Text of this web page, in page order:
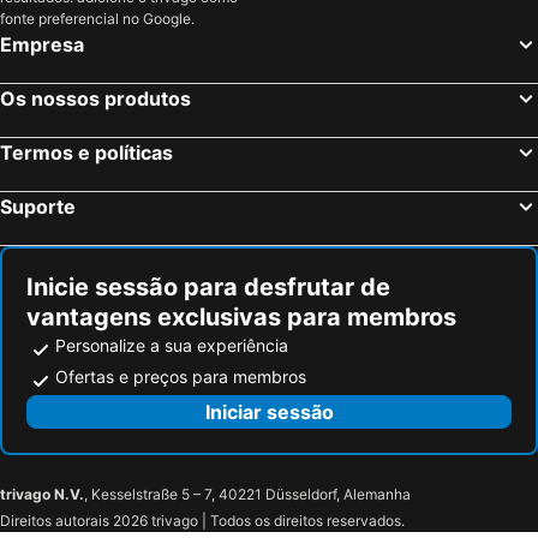
Saint-Tropez, Provença-Alpes-Costa Azul Hotéis
Coupvray, França Hotéis
Bordéus, Aquitânia Hotéis
Montévrain, França Hotéis
Magny le Hongre, França Hotéis
fonte preferencial no Google.
Empresa
Os nossos produtos
Termos e políticas
Suporte
Inicie sessão para desfrutar de
vantagens exclusivas para membros
Personalize a sua experiência
Ofertas e preços para membros
Iniciar sessão
trivago N.V., Kesselstraße 5 – 7, 40221 Düsseldorf, Alemanha
Direitos autorais 2026 trivago | Todos os direitos reservados.